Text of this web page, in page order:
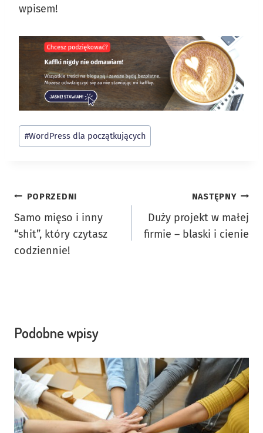
wpisem!
Tagi
wpisu:
#WordPress dla początkujących
Nawigacja
wpisu
POPRZEDNI
Samo mięso i inny
“shit”, który czytasz
codziennie!
NASTĘPNY
Duży projekt w małej
firmie – blaski i cienie
Podobne wpisy